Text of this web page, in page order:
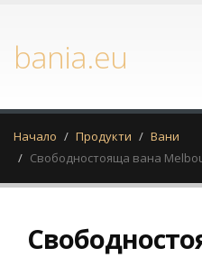
bania.eu
Начало Продукти
Вани
Свободностояща вана